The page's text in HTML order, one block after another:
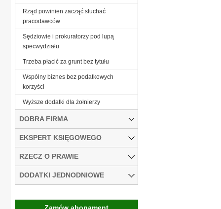
Rząd powinien zacząć słuchać
pracodawców
Sędziowie i prokuratorzy pod lupą
specwydziału
Trzeba płacić za grunt bez tytułu
Wspólny biznes bez podatkowych
korzyści
Wyższe dodatki dla żołnierzy
DOBRA FIRMA
EKSPERT KSIĘGOWEGO
RZECZ O PRAWIE
DODATKI JEDNODNIOWE
Zamów abonament